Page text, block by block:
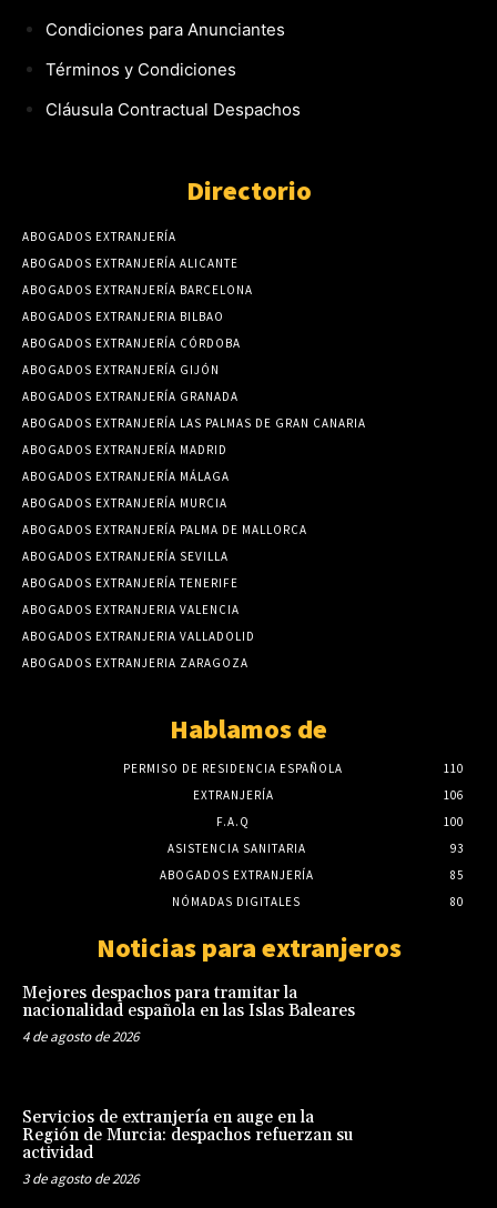
Condiciones para Anunciantes
Términos y Condiciones
Cláusula Contractual Despachos
Directorio
ABOGADOS EXTRANJERÍA
ABOGADOS EXTRANJERÍA ALICANTE
ABOGADOS EXTRANJERÍA BARCELONA
ABOGADOS EXTRANJERIA BILBAO
ABOGADOS EXTRANJERÍA CÓRDOBA
ABOGADOS EXTRANJERÍA GIJÓN
ABOGADOS EXTRANJERÍA GRANADA
ABOGADOS EXTRANJERÍA LAS PALMAS DE GRAN CANARIA
ABOGADOS EXTRANJERÍA MADRID
ABOGADOS EXTRANJERÍA MÁLAGA
ABOGADOS EXTRANJERÍA MURCIA
ABOGADOS EXTRANJERÍA PALMA DE MALLORCA
ABOGADOS EXTRANJERÍA SEVILLA
ABOGADOS EXTRANJERÍA TENERIFE
ABOGADOS EXTRANJERIA VALENCIA
ABOGADOS EXTRANJERIA VALLADOLID
ABOGADOS EXTRANJERIA ZARAGOZA
Hablamos de
PERMISO DE RESIDENCIA ESPAÑOLA
110
EXTRANJERÍA
106
F.A.Q
100
ASISTENCIA SANITARIA
93
ABOGADOS EXTRANJERÍA
85
NÓMADAS DIGITALES
80
Noticias para extranjeros
Mejores despachos para tramitar la
nacionalidad española en las Islas Baleares
4 de agosto de 2026
Servicios de extranjería en auge en la
Región de Murcia: despachos refuerzan su
actividad
3 de agosto de 2026